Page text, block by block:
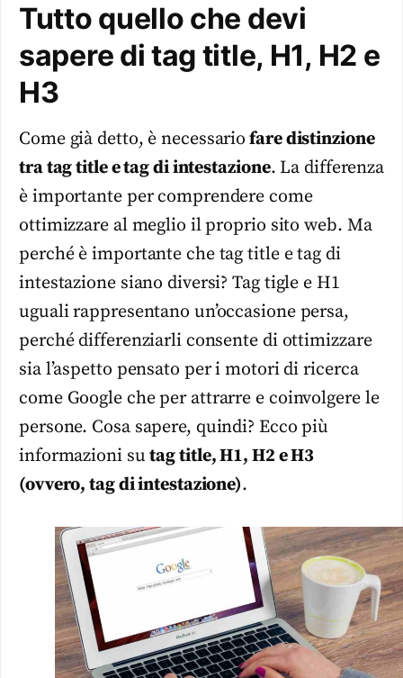
Tutto quello che devi
sapere di tag title, H1, H2 e
H3
Come già detto, è necessario fare distinzione
tra tag title e tag di intestazione. La differenza
è importante per comprendere come
ottimizzare al meglio il proprio sito web. Ma
perché è importante che tag title e tag di
intestazione siano diversi? Tag tigle e H1
uguali rappresentano un’occasione persa,
perché differenziarli consente di ottimizzare
sia l’aspetto pensato per i motori di ricerca
come Google che per attrarre e coinvolgere le
persone. Cosa sapere, quindi? Ecco più
informazioni sutag title, H1, H2 e H3
(ovvero, tag di intestazione).